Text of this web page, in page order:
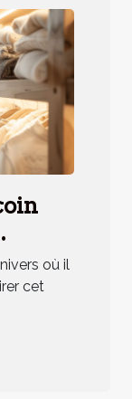
où il
cet